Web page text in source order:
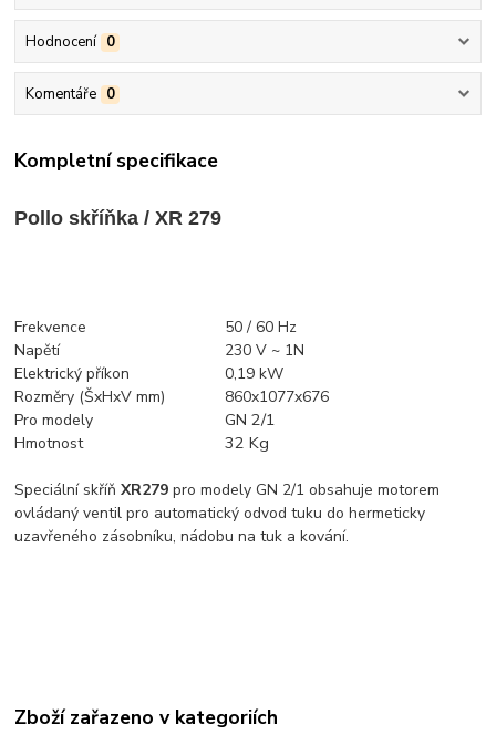
Hodnocení 0
Komentáře 0
Kompletní specifikace
Pollo skříňka / XR 279
Frekvence
50 / 60 Hz
Napětí
230 V ~ 1N
Elektrický příkon
0,19 kW
Rozměry (ŠxHxV mm)
860x1077x676
Pro modely
GN 2/1
Hmotnost 32 Kg
Speciální skříňXR279pro modely GN 2/1 obsahuje motorem
ovládaný ventil pro automatický odvod tuku do hermeticky
uzavřeného zásobníku, nádobu na tuk a kování.
Zboží zařazeno v kategoriích